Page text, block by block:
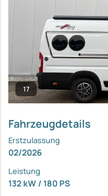
17
Fahrzeugdetails
Erstzulassung
02/2026
Leistung
132 kW / 180 PS